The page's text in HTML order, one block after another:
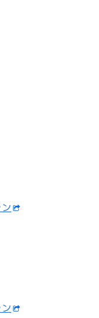
と
・